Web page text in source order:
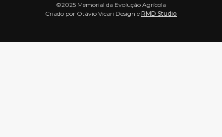
©2025 Memorial da Evolução Agrícola
Criado por Otávio Vicari Design e RMD Studio